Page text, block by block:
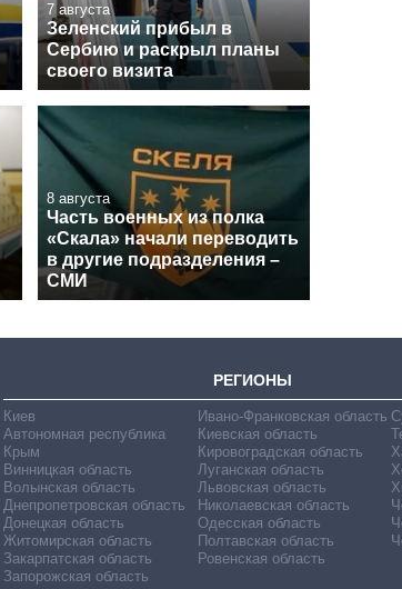
7 августа
Зеленский прибыл в
Сербию и раскрыл планы
своего визита
8 августа
Часть военных из полка
«Скала» начали переводить
в другие подразделения –
СМИ
РЕГИОНЫ
Киев
Автономная республика
Крым
Винницкая область
Волынская область
Днепропетровская область
Донецкая область
Житомирская область
Закарпатская область
Запорожская область
Ивано-Франковская область
Киевская область
Кировоградская область
Луганская область
Львовская область
Николаевская область
Одесская область
Полтавская область
Ровенская область